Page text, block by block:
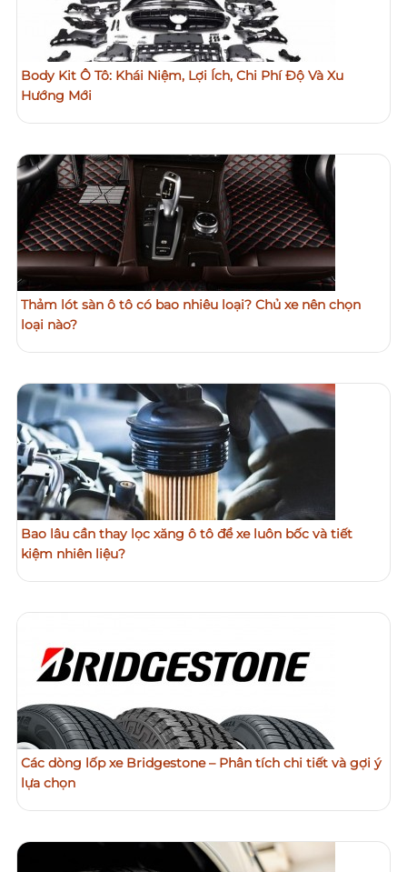
Body Kit Ô Tô: Khái Niệm, Lợi Ích, Chi Phí Độ Và Xu
Hướng Mới
Thảm lót sàn ô tô có bao nhiêu loại? Chủ xe nên chọn
loại nào?
Bao lâu cần thay lọc xăng ô tô để xe luôn bốc và tiết
kiệm nhiên liệu?
Các dòng lốp xe Bridgestone – Phân tích chi tiết và gợi ý
lựa chọn